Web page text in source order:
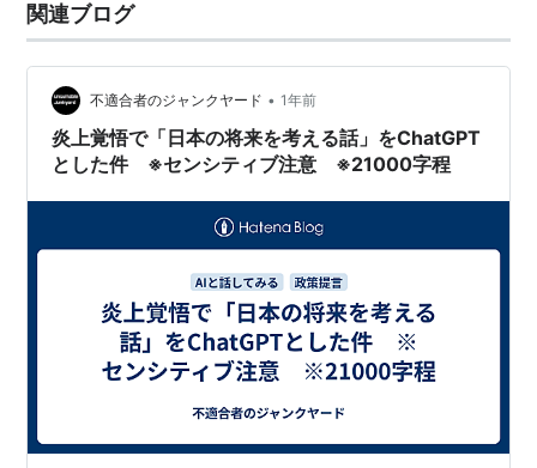
関連ブログ
不適合者のジャンクヤード • 1年前
炎上覚悟で「日本の将来を考える話」をChatGPT
とした件 ※センシティブ注意 ※21000字程